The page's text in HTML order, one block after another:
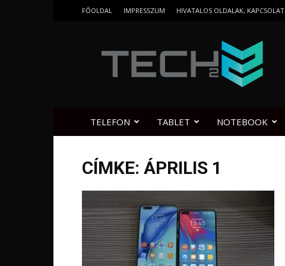
FŐOLDAL IMPRESSZUM HIVATALOS OLDALAK, KAPCSOLAT
TELEFON TABLET NOTEBOOK
CÍMKE: ÁPRILIS 1